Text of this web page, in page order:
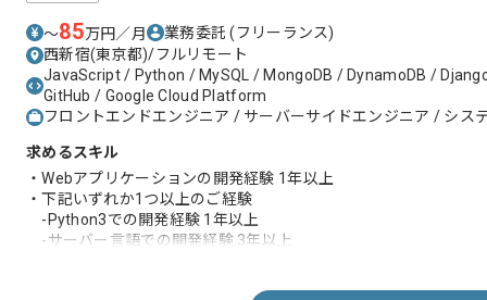
〜85万円／月 業務委託(フリーランス)
西新宿(東京都)/フルリモート
JavaScript / Python / MySQL / MongoDB / DynamoDB /
GitHub / Google Cloud Platform
フロントエンドエンジニア / サーバーサイドエンジニア / シス
求めるスキル
・Webアプリケーションの開発経験 1年以上
・下記いずれか1つ以上のご経験
-Python3での開発経験 1年以上
-サーバー言語での開発経験 3年以上